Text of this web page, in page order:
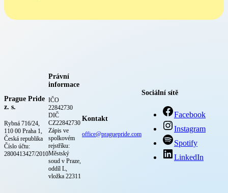
Prague Pride
z. s.
Rybná 716/24,
110 00 Praha 1,
Česká republika
Číslo účtu:
2800413427/2010
Právní
informace
IČO
22842730
DIČ
CZ22842730
Zápis ve
spolkovém
rejstříku:
Městský
soud v Praze,
oddíl L,
vložka 22311
Kontakt
office@praguepride.com
Sociální sítě
Facebook
Instagram
Spotify
LinkedIn